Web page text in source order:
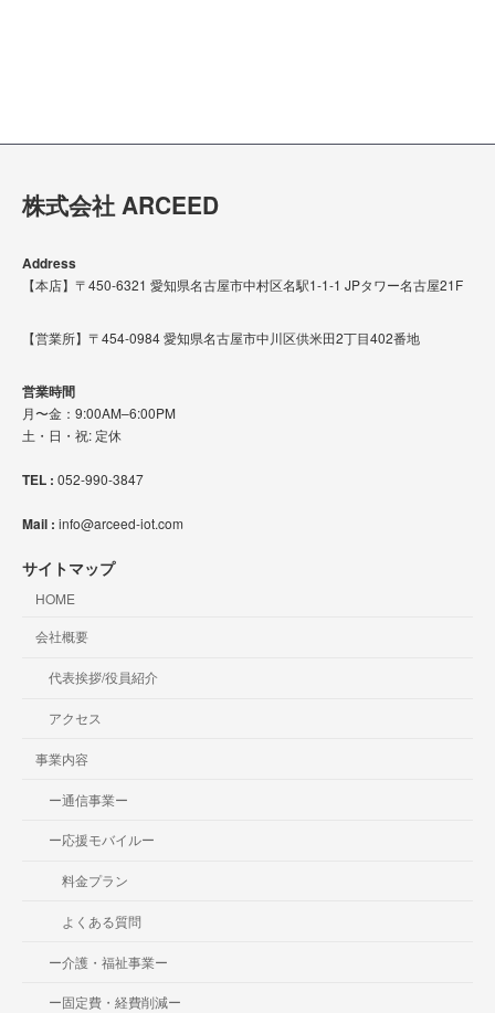
株式会社 ARCEED
Address
【本店】〒450-6321 愛知県名古屋市中村区名駅1-1-1 JPタワー名古屋21F
【営業所】〒454-0984 愛知県名古屋市中川区供米田2丁目402番地
営業時間
月〜金：9:00AM–6:00PM
土・日・祝: 定休
TEL : 052-990-3847
Mail : info@arceed-iot.com
サイトマップ
HOME
会社概要
代表挨拶/役員紹介
アクセス
事業内容
ー通信事業ー
ー応援モバイルー
料金プラン
よくある質問
ー介護・福祉事業ー
ー固定費・経費削減ー